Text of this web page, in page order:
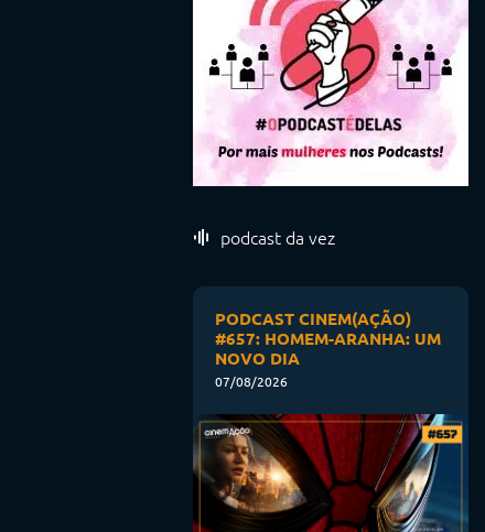
podcast da vez
PODCAST CINEM(AÇÃO)
#657: HOMEM-ARANHA: UM
NOVO DIA
07/08/2026